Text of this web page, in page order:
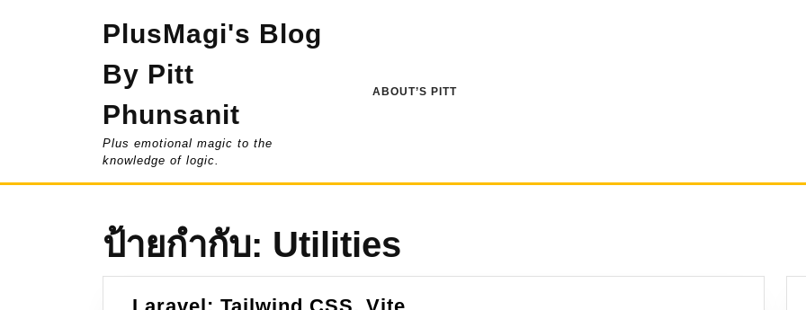
PlusMagi's Blog
By Pitt
Phunsanit
Plus emotional magic to the
knowledge of logic.
ABOUT’S PITT
ป้ายกำกับ: Utilities